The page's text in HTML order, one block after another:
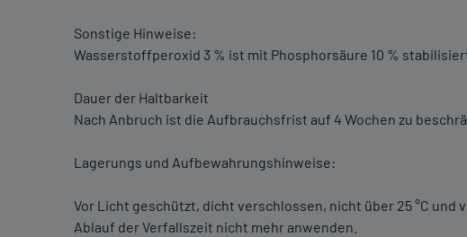
Sonstige Hinweise:
Wasserstoffperoxid 3 % ist mit Phosphorsäure 10 %
Dauer der Haltbarkeit
Nach Anbruch ist die Aufbrauchsfrist auf 4 Wochen zu
Lagerungs und Aufbewahrungshinweise:
Vor Licht geschützt, dicht verschlossen, nicht über 25 °C und
Ablauf der Verfallszeit nicht mehr anwenden.